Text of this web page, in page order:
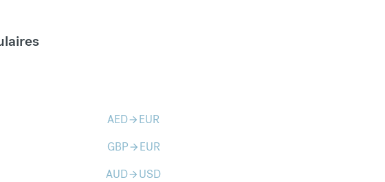
AEDarrow_forward EUR
GBParrow_forward EUR
AUDarrow_forward USD